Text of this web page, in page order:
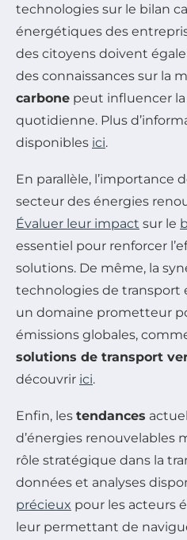
technologies sur le bilan
énergétiques des
des citoyens doivent
des connaissances sur la
carbone peut influencer
quotidienne. Plus
disponibles ici.
En parallèle, l’importance
secteur des énergies
Évaluer leur impact sur le
essentiel pour renforcer
solutions. De même, la
technologies de transport
un domaine prometteur
émissions globales,
solutions de transport
découvrir ici.
Enfin, les tendances
d’énergies
rôle stratégique dans la
données et analyses
précieux pour les acteurs
leur permettant de